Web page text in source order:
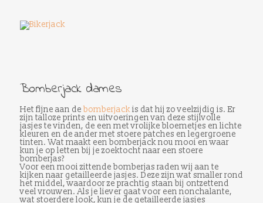
Bomberjack dames
Het fijne aan debomberjackis dat hij zo veelzijdig is. Er
zijn talloze prints en uitvoeringen van deze stijlvolle
jasjes te vinden, de een met vrolijke bloemetjes en lichte
kleuren en de ander met stoere patches en legergroene
tinten. Wat maakt een bomberjack nou mooi en waar
kun je op letten bij je zoektocht naar een stoere
bomberjas?
Voor een mooi zittende bomberjas raden wij aan te
kijken naar getailleerde jasjes. Deze zijn wat smaller rond
het middel, waardoor ze prachtig staan bij ontzettend
veel vrouwen. Als je liever gaat voor een nonchalante,
wat stoerdere look, kun je de getailleerde jasjes